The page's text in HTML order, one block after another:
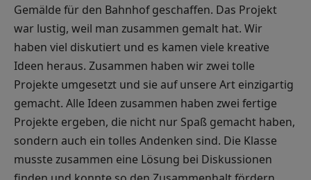
Gemälde für den Bahnhof geschaffen. Das Projekt
war lustig, weil man zusammen gemalt hat. Wir
haben viel diskutiert und es kamen viele kreative
Ideen heraus. Zusammen haben wir zwei tolle
Projekte umgesetzt und sie auf unsere Art einzigartig
gemacht. Alle Ideen zusammen haben zwei fertige
Projekte ergeben, die nicht nur Spaß gemacht haben,
sondern auch ein tolles Andenken sind. Die Klasse
musste zusammen eine Lösung bei Diskussionen